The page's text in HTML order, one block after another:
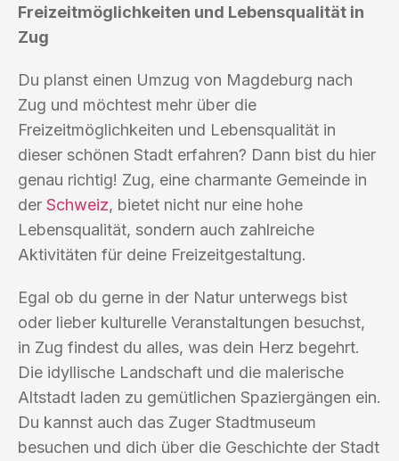
Freizeitmöglichkeiten und Lebensqualität in
Zug
Du planst einen Umzug von Magdeburg nach
Zug und möchtest mehr über die
Freizeitmöglichkeiten und Lebensqualität in
dieser schönen Stadt erfahren? Dann bist du hier
genau richtig! Zug, eine charmante Gemeinde in
der Schweiz, bietet nicht nur eine hohe
Lebensqualität, sondern auch zahlreiche
Aktivitäten für deine Freizeitgestaltung.
Egal ob du gerne in der Natur unterwegs bist
oder lieber kulturelle Veranstaltungen besuchst,
in Zug findest du alles, was dein Herz begehrt.
Die idyllische Landschaft und die malerische
Altstadt laden zu gemütlichen Spaziergängen ein.
Du kannst auch das Zuger Stadtmuseum
besuchen und dich über die Geschichte der Stadt